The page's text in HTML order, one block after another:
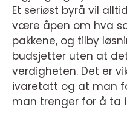
Et seriøst byrå vil
være åpen om hva
pakkene, og tilby
budsjetter uten at
verdigheten. Det er
ivaretatt og at man
man trenger for å ta